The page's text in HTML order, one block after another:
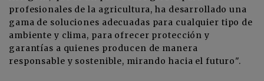
profesionales de la agricultura, ha desarrollado una
gama de soluciones adecuadas para cualquier tipo de
ambiente y clima, para ofrecer protección y
garantías a quienes producen de manera
responsable y sostenible, mirando hacia el futuro".